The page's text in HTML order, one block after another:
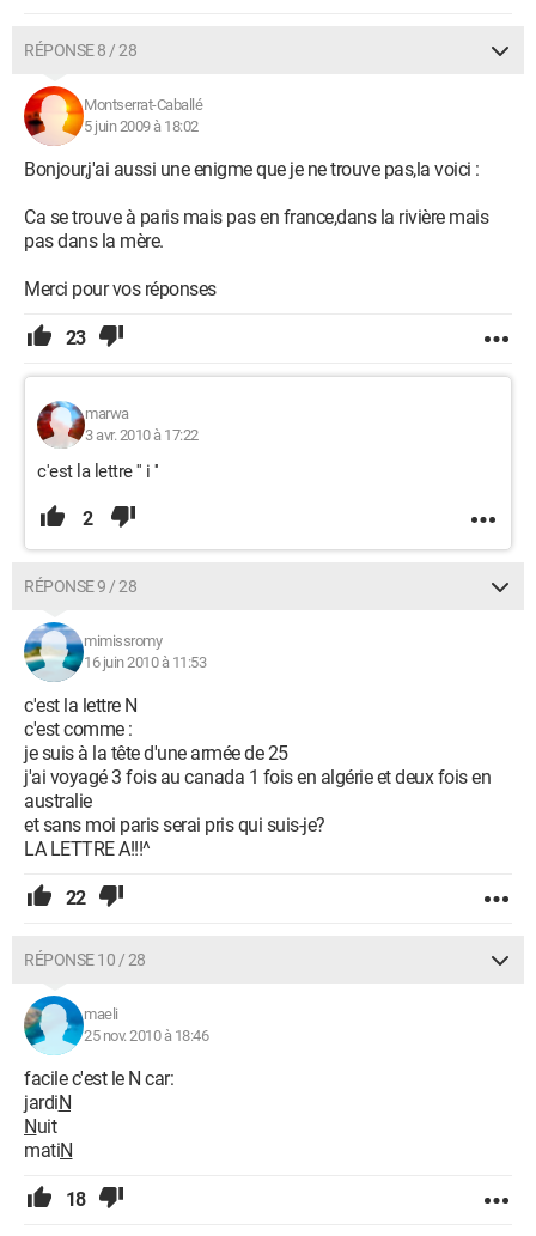
RÉPONSE 8 / 28
Montserrat-Caballé
5 juin 2009 à 18:02
Bonjour,j'ai aussi une enigme que je ne trouve pas,la voici :
Ca se trouve à paris mais pas en france,dans la rivière mais
pas dans la mère.
Merci pour vos réponses
23
marwa
3 avr. 2010 à 17:22
c'est la lettre '' i ''
2
RÉPONSE 9 / 28
mimissromy
16 juin 2010 à 11:53
c'est la lettre N
c'est comme :
je suis à la tête d'une armée de 25
j'ai voyagé 3 fois au canada 1 fois en algérie et deux fois en
australie
et sans moi paris serai pris qui suis-je?
LA LETTRE A!!!^
22
RÉPONSE 10 / 28
maeli
25 nov. 2010 à 18:46
facile c'est le N car:
jardiN
Nuit
matiN
18